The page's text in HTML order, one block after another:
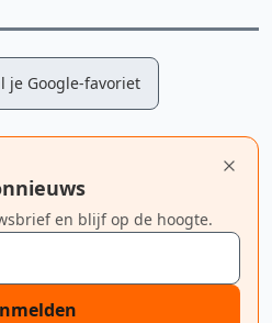
je Google-favoriet
en blijf op de hoogte.